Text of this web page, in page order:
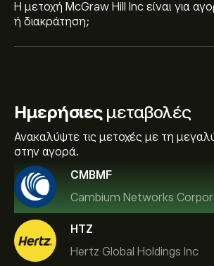
Η μετοχή McGraw Hill Inc είναι για
ή διακράτηση;
Ημερήσιεςμεταβολές
Ανακαλύψτε τις μετοχές με τη
στην αγορά.
CMBMF
Cambium Networks
HTZ
Hertz Global Holdings Inc